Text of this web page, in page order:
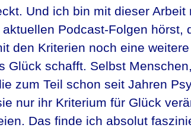
Und ich bin mit dieser Arbeit
Podcast-Folgen hörst,
den Kriterien noch eine
Glück schafft. Selbst
zum Teil schon seit Jahren
nur ihr Kriterium für Glück
Das finde ich absolut